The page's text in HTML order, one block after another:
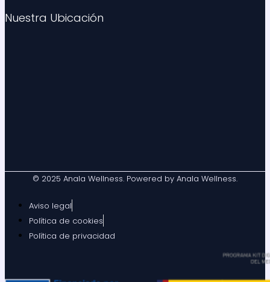
Nuestra Ubicación
© 2025 Anala Wellness. Powered by Anala Wellness.
Aviso legal
Política de cookies
Política de privacidad